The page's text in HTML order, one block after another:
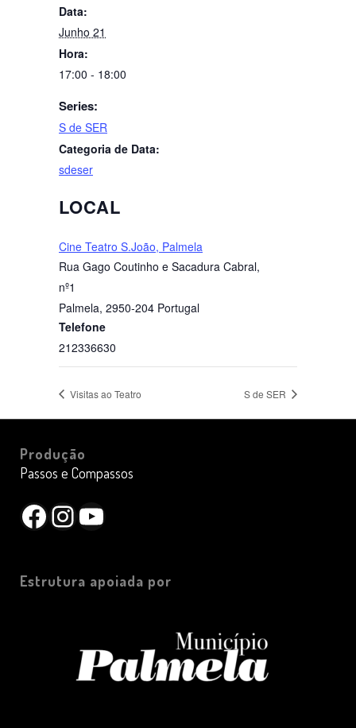
Data:
Junho 21
Hora:
17:00 - 18:00
Series:
S de SER
Categoria de Data:
sdeser
LOCAL
Cine Teatro S.João, Palmela
Rua Gago Coutinho e Sacadura Cabral,
nº1
Palmela, 2950-204 Portugal
Telefone
212336630
Visitas ao Teatro S de SER
Produção
Passos e Compassos
Facebook
Instagram
YouTube
Estrutura apoiada por